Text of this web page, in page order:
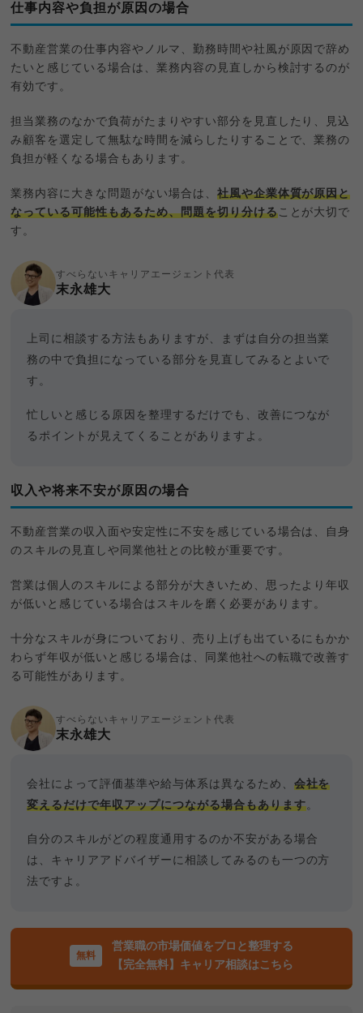
仕事内容や負担が原因の場合
不動産営業の仕事内容やノルマ、勤務時間や社風が原因で辞め
たいと感じている場合は、業務内容の見直しから検討するのが
有効です。
担当業務のなかで負荷がたまりやすい部分を見直したり、見込
み顧客を選定して無駄な時間を減らしたりすることで、業務の
負担が軽くなる場合もあります。
業務内容に大きな問題がない場合は、 社風や企業体質が原因と
なっている可能性もあるため、問題を切り分けることが大切で
す。
すべらないキャリアエージェント代表
末永雄大
上司に相談する方法もありますが、まずは自分の担当業
務の中で負担になっている部分を見直してみるとよいで
す。
忙しいと感じる原因を整理するだけでも、改善につなが
るポイントが見えてくることがありますよ。
収入や将来不安が原因の場合
不動産営業の収入面や安定性に不安を感じている場合は、自身
のスキルの見直しや同業他社との比較が重要です。
営業は個人のスキルによる部分が大きいため、思ったより年収
が低いと感じている場合はスキルを磨く必要があります。
十分なスキルが身についており、売り上げも出ているにもかか
わらず年収が低いと感じる場合は、同業他社への転職で改善す
る可能性があります。
すべらないキャリアエージェント代表
末永雄大
会社によって評価基準や給与体系は異なるため、 会社を
変えるだけで年収アップにつながる場合もあります。
自分のスキルがどの程度通用するのか不安がある場合
は、キャリアアドバイザーに相談してみるのも一つの方
法ですよ。
営業職の市場価値をプロと整理する
【完全無料】キャリア相談はこちら